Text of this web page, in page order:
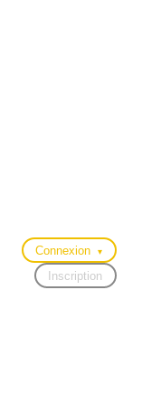
Connexion ▾
Inscription